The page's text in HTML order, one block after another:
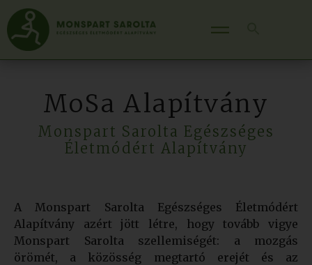
MoSa Alapítvány
Monspart Sarolta Egészséges
Életmódért Alapítvány
A Monspart Sarolta Egészséges Életmódért
Alapítvány azért jött létre, hogy tovább vigye
Monspart Sarolta szellemiségét: a mozgás
örömét, a közösség megtartó erejét és az